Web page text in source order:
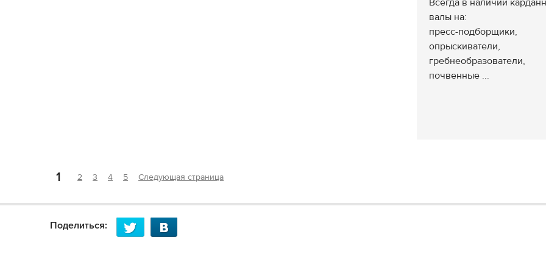
валы на:
пресс-подборщики,
опрыскиватели,
гребнеобразователи,
почвенные ...
1 2 3 4 5 Следующая страница
Поделиться: